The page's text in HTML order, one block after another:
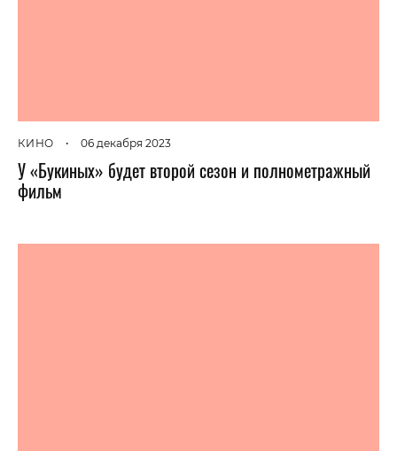
КИНО • 06 декабря 2023
У «Букиных» будет второй сезон и полнометражный
фильм